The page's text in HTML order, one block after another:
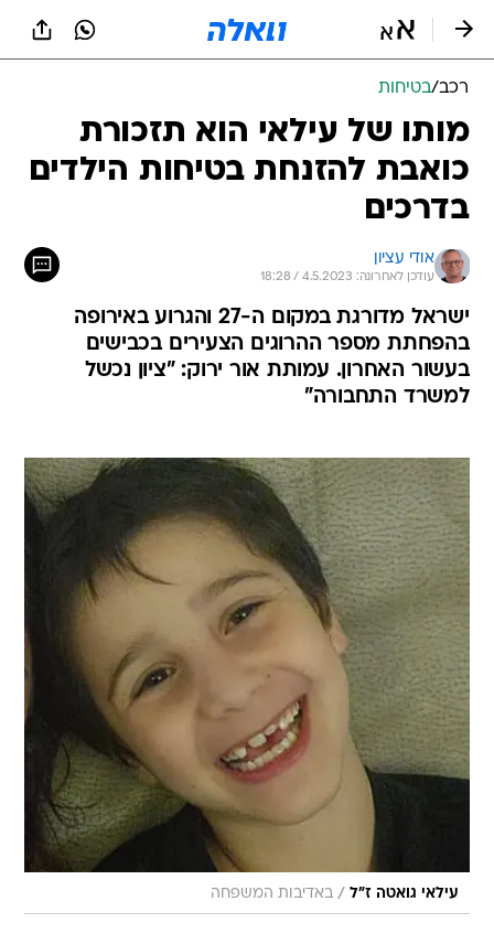
רכב/בטיחות
מותו של עילאי הוא תזכורת
כואבת להזנחת בטיחות הילדים
בדרכים
אודי עציון
עודכן לאחרונה: 4.5.2023 / 18:28
ישראל מדורגת במקום ה-27 והגרוע באירופה
בהפחתת מספר ההרוגים הצעירים בכבישים
בעשור האחרון. עמותת אור ירוק: "ציון נכשל
למשרד התחבורה"
עילאי גואטה ז"ל / באדיבות המשפחה